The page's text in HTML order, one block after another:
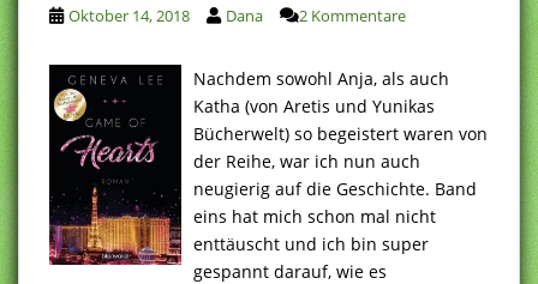
Oktober 14, 2018 Dana 2 Kommentare
Nachdem sowohl Anja, als auch
Katha (von Aretis und Yunikas
Bücherwelt) so begeistert waren von
der Reihe, war ich nun auch
neugierig auf die Geschichte. Band
eins hat mich schon mal nicht
enttäuscht und ich bin super
gespannt darauf, wie es